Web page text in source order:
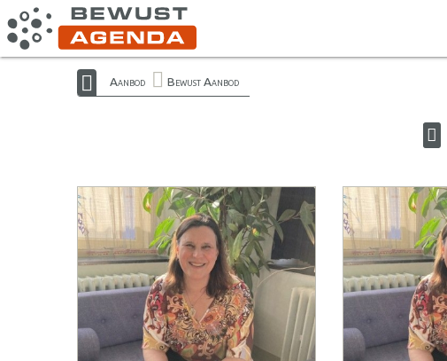
Aanbod Bewust Aanbod